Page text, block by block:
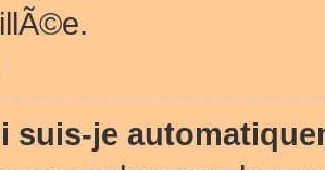
suis-je